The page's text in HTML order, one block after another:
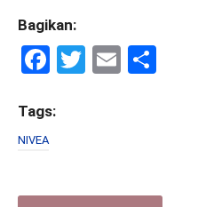
Bagikan:
F
ce
T
E
Tags:
NIVEA